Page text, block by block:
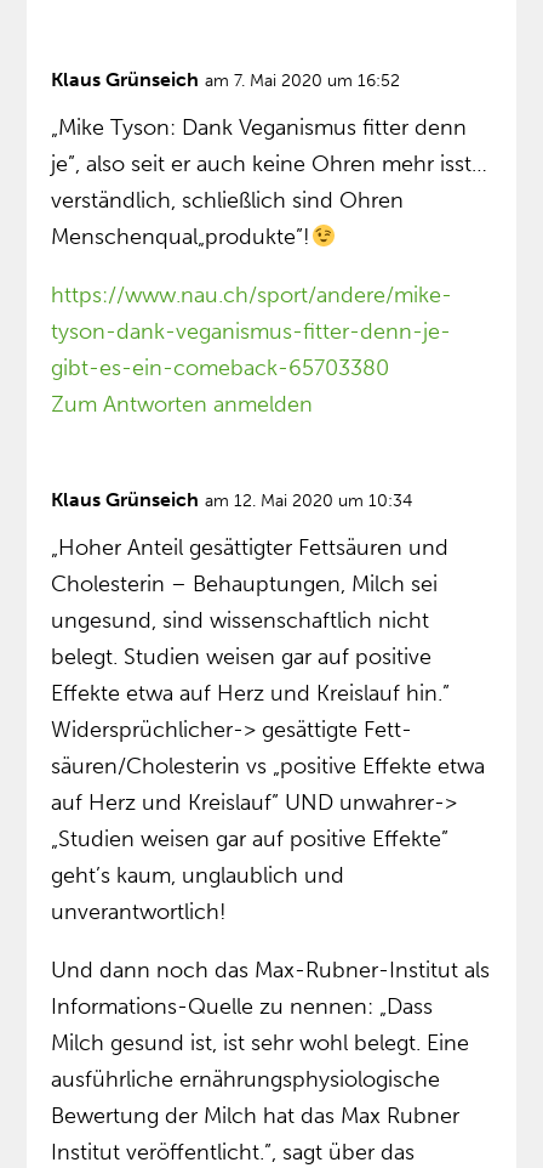
Klaus Grünseich am 7. Mai 2020 um 16:52
„Mike Tyson: Dank Veganismus fitter denn
je”, also seit er auch keine Ohren mehr isst…
verständlich, schließlich sind Ohren
Menschenqual„produkte”!
https://www.nau.ch/sport/andere/mike-
tyson-dank-veganismus-fitter-denn-je-
gibt-es-ein-comeback-65703380
Zum Antworten anmelden
Klaus Grünseich am 12. Mai 2020 um 10:34
„Hoher Anteil gesättigter Fett­säuren und
Cholesterin – Behauptungen, Milch sei
ungesund, sind wissenschaftlich nicht
belegt. Studien weisen gar auf positive
Effekte etwa auf Herz und Kreis­lauf hin.”
Widersprüchlicher-> gesättigte Fett­
säuren/Cholesterin vs „positive Effekte etwa
auf Herz und Kreis­lauf” UND unwahrer->
„Studien weisen gar auf positive Effekte”
geht’s kaum, unglaublich und
unverantwortlich!
Und dann noch das Max-Rubner-Institut als
Informations-Quelle zu nennen: „Dass
Milch gesund ist, ist sehr wohl belegt. Eine
ausführliche ernährungsphysiologische
Bewertung der Milch hat das Max Rubner
Institut veröffentlicht.”, sagt über das